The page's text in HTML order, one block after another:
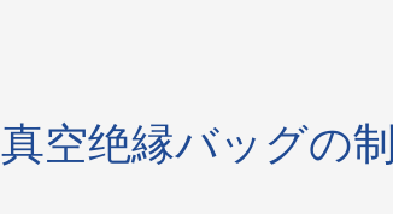
真空绝縁バッグの